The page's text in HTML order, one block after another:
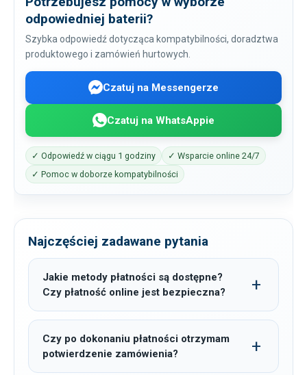
odpowiedniej baterii?
Szybka odpowiedź dotycząca kompatybilności, doradztwa
produktowego i zamówień hurtowych.
Czatuj na Messengerze
Czatuj na WhatsAppie
✓ Odpowiedź w ciągu 1 godziny
✓ Wsparcie online 24/7
✓ Pomoc w doborze kompatybilności
Najczęściej zadawane pytania
Jakie metody płatności są dostępne?
Czy płatność online jest bezpieczna?
Czy po dokonaniu płatności otrzymam
potwierdzenie zamówienia?